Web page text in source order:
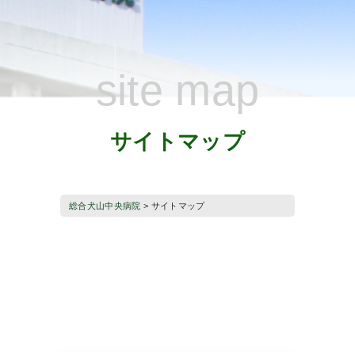
site map
サイトマップ
総合犬山中央病院 > サイトマップ